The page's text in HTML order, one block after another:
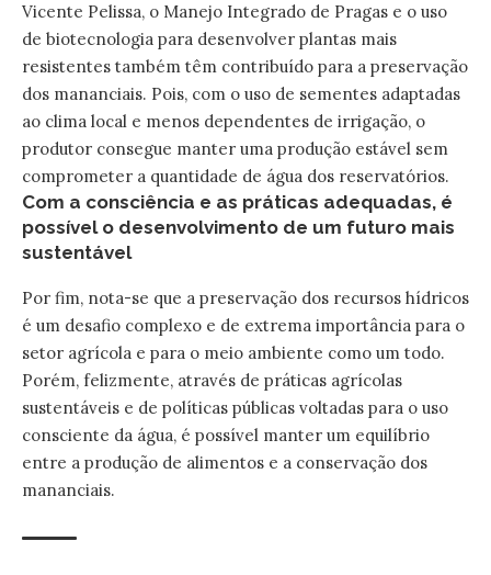
Vicente Pelissa, o Manejo Integrado de Pragas e o uso
de biotecnologia para desenvolver plantas mais
resistentes também têm contribuído para a preservação
dos mananciais. Pois, com o uso de sementes adaptadas
ao clima local e menos dependentes de irrigação, o
produtor consegue manter uma produção estável sem
comprometer a quantidade de água dos reservatórios.
Com a consciência e as práticas adequadas, é
possível o desenvolvimento de um futuro mais
sustentável
Por fim, nota-se que a preservação dos recursos hídricos
é um desafio complexo e de extrema importância para o
setor agrícola e para o meio ambiente como um todo.
Porém, felizmente, através de práticas agrícolas
sustentáveis e de políticas públicas voltadas para o uso
consciente da água, é possível manter um equilíbrio
entre a produção de alimentos e a conservação dos
mananciais.